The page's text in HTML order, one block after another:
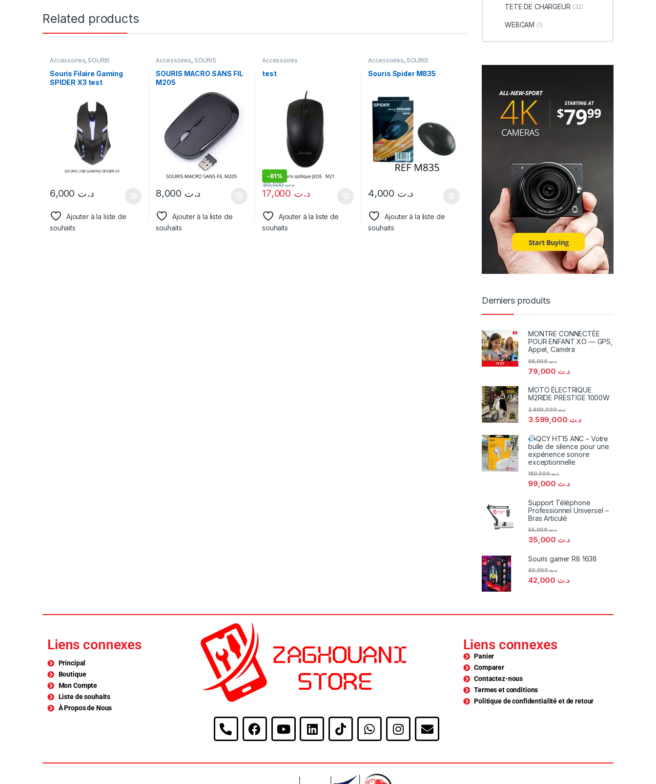
Related products
Accessoires, SOURIS
Souris Filaire Gaming
SPIDER X3 test
د.ت
Ajouter à la liste de
souhaits
Accessoires, SOURIS
SOURIS MACRO SANS FIL
M205
د.ت
Ajouter à la liste de
souhaits
Accessoires
test
-81%
د.ت
د.ت89,000
Ajouter à la liste de
souhaits
Accessoires, SOURIS
Souris Spider M835
د.ت
Ajouter à la liste de
souhaits
TETE DE CHARGEUR (32)
WEBCAM (1)
Derniers produits
MONTRE CONNECTÉE
POUR ENFANT XO — GPS,
Appel, Caméra
د.ت
د.ت99,000
MOTO ÉLECTRIQUE
M2RIDE PRESTIGE 1000W
د.ت
د.ت3.900,000
QCY HT15 ANC – Votre
bulle de silence pour une
expérience sonore
exceptionnelle
د.ت
د.ت180,000
Support Téléphone
Professionnel Universel –
Bras Articulé
د.ت
د.ت55,000
Souris gamer R8 1638
د.ت
د.ت60,000
Liens connexes
Principal
Boutique
Mon Compte
Liste de souhaits
À Propos de Nous
Liens connexes
Panier
Comparer
Contactez-nous
Termes et conditions
Politique de confidentialité et de retour